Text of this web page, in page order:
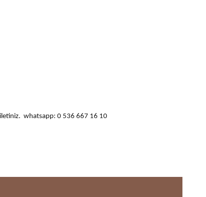
iletiniz. whatsapp: 0 536 667 16 10